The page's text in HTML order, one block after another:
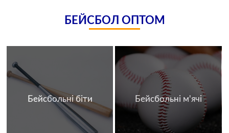
БЕЙСБОЛ ОПТОМ
Бейсбольні біти Бейсбольні м'ячі